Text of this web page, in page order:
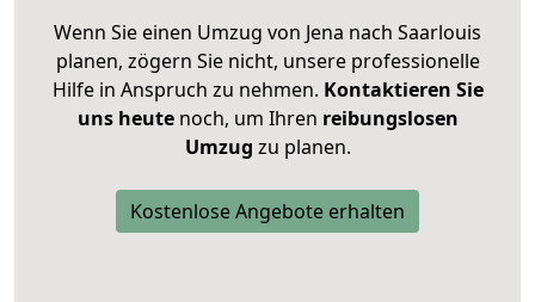
Wenn Sie einen Umzug von Jena nach Saarlouis
planen, zögern Sie nicht, unsere professionelle
Hilfe in Anspruch zu nehmen. Kontaktieren Sie
uns heutenoch, um Ihren reibungslosen
Umzug zu planen.
Kostenlose Angebote erhalten